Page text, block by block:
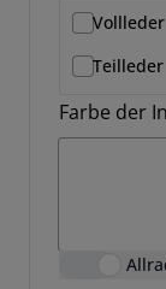
Vollleder
Teilleder
Farbe der